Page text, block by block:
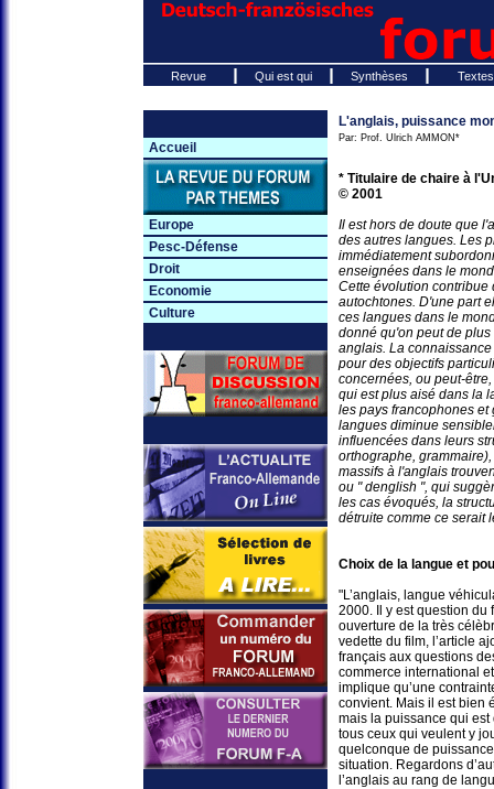
Revue Qui est qui Synthèses Textes
Accueil
Europe
Pesc-Défense
Droit
Economie
Culture
L'anglais, puissance
Par: Prof. Ulrich AMMON*
* Titulaire de chaire à
© 2001
Il est hors de doute que
des autres langues. Les
immédiatement
enseignées dans le
Cette évolution contribue
autochtones. D'une part
ces langues dans le
donné qu'on peut de
anglais. La
pour des objectifs
concernées, ou peut-
qui est plus aisé dans la
les pays francophones
langues diminue
influencées dans leurs
orthographe,
massifs à l'anglais
ou " denglish ", qui
les cas évoqués, la
détruite comme ce serait
Choix de la langue et
"L’anglais, langue
2000. Il y est question du
ouverture de la très
vedette du film, l’article
français aux questions
commerce international
implique qu’une
convient. Mais il est bien
mais la puissance qui
tous ceux qui veulent y
quelconque de
situation. Regardons
l’anglais au rang de